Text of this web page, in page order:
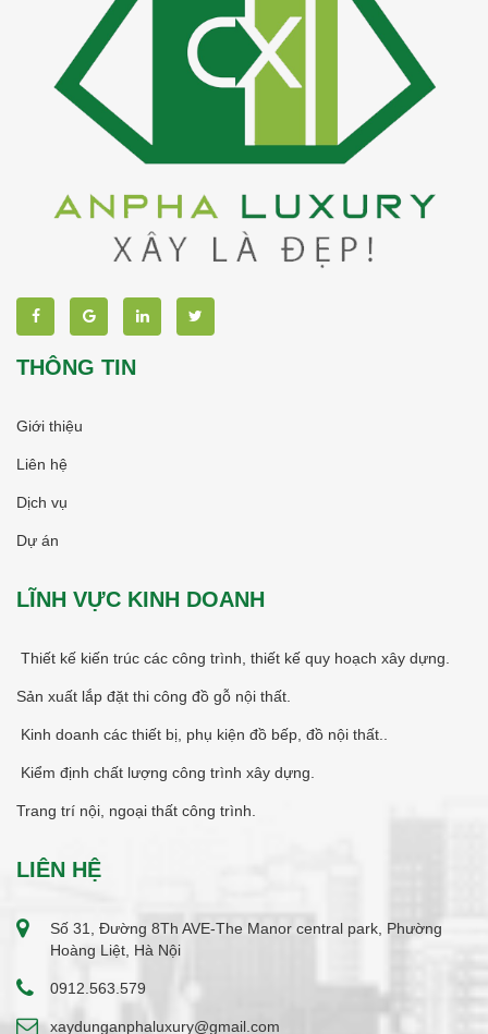
THÔNG TIN
Giới thiệu
Liên hệ
Dịch vụ
Dự án
LĨNH VỰC KINH DOANH
Thiết kế kiến trúc các công trình, thiết kế quy hoạch xây dựng.
Sản xuất lắp đặt thi công đồ gỗ nội thất.
Kinh doanh các thiết bị, phụ kiện đồ bếp, đồ nội thất..
Kiểm định chất lượng công trình xây dựng.
Trang trí nội, ngoại thất công trình.
LIÊN HỆ
Số 31, Đường 8Th AVE-The Manor central park, Phường
Hoàng Liệt, Hà Nội
0912.563.579
xaydunganphaluxury@gmail.com